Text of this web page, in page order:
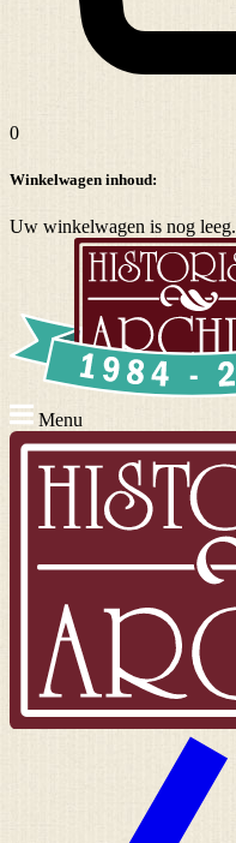
0
Winkelwagen inhoud:
Uw winkelwagen is nog leeg.
Menu